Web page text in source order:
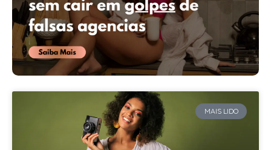
MAIS LIDO